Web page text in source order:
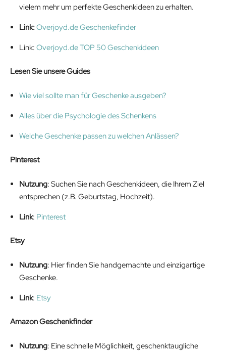
vielem mehr um perfekte Geschenkideen zu erhalten.
Link:Overjoyd.de Geschenkefinder
Link: Overjoyd.de TOP 50 Geschenkideen
Lesen Sie unsere Guides
Wie viel sollte man für Geschenke ausgeben?
Alles über die Psychologie des Schenkens
Welche Geschenke passen zu welchen Anlässen?
Pinterest
Nutzung: Suchen Sie nach Geschenkideen, die Ihrem Ziel
entsprechen (z.B. Geburtstag, Hochzeit).
Link: Pinterest
Etsy
Nutzung: Hier finden Sie handgemachte und einzigartige
Geschenke.
Link: Etsy
Amazon Geschenkfinder
Nutzung: Eine schnelle Möglichkeit, geschenktaugliche